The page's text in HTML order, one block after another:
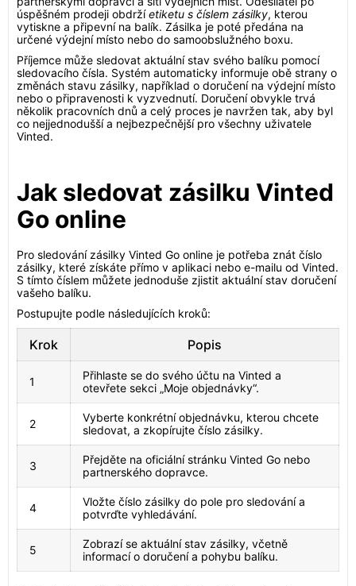
úspěšném prodeji obdržíetiketu s číslem zásilky, kterou
vytiskne a připevní na balík. Zásilka je poté předána na
určené výdejní místo nebo do samoobslužného boxu.
Příjemce může sledovat aktuální stav svého balíku pomocí
sledovacího čísla. Systém automaticky informuje obě strany o
změnách stavu zásilky, například o doručení na výdejní místo
nebo o připravenosti k vyzvednutí. Doručení obvykle trvá
několik pracovních dnů a celý proces je navržen tak, aby byl
co nejjednodušší a nejbezpečnější pro všechny uživatele
Vinted.
Jak sledovat zásilku Vinted
Go online
Pro sledování zásilky Vinted Go online je potřeba znát číslo
zásilky, které získáte přímo v aplikaci nebo e-mailu od Vinted.
S tímto číslem můžete jednoduše zjistit aktuální stav doručení
vašeho balíku.
Postupujte podle následujících kroků:
Krok Popis
1
Přihlaste se do svého účtu na Vinted a
otevřete sekci „Moje objednávky“.
2
Vyberte konkrétní objednávku, kterou chcete
sledovat, a zkopírujte číslo zásilky.
3
Přejděte na oficiální stránku Vinted Go nebo
partnerského dopravce.
4
Vložte číslo zásilky do pole pro sledování a
potvrďte vyhledávání.
5
Zobrazí se aktuální stav zásilky, včetně
informací o doručení a pohybu balíku.